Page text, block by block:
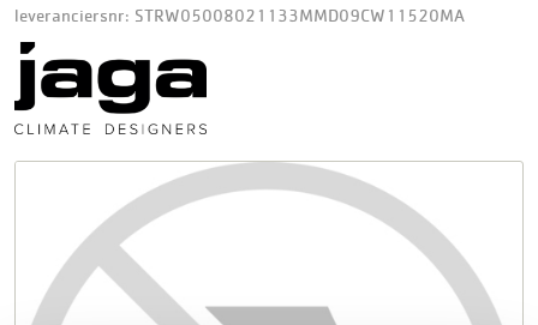
leveranciersnr: STRW05008021133MMD09CW11520MA